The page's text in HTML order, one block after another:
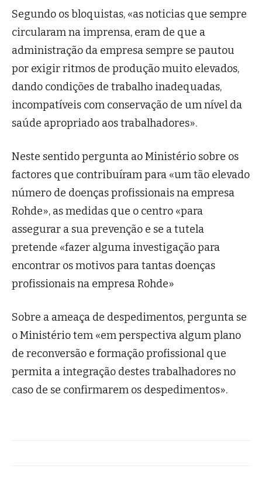
Segundo os bloquistas, «as noticias que sempre
circularam na imprensa, eram de que a
administração da empresa sempre se pautou
por exigir ritmos de produção muito elevados,
dando condições de trabalho inadequadas,
incompatíveis com conservação de um nível da
saúde apropriado aos trabalhadores».
Neste sentido pergunta ao Ministério sobre os
factores que contribuíram para «um tão elevado
número de doenças profissionais na empresa
Rohde», as medidas que o centro «para
assegurar a sua prevenção e se a tutela
pretende «fazer alguma investigação para
encontrar os motivos para tantas doenças
profissionais na empresa Rohde»
Sobre a ameaça de despedimentos, pergunta se
o Ministério tem «em perspectiva algum plano
de reconversão e formação profissional que
permita a integração destes trabalhadores no
caso de se confirmarem os despedimentos».